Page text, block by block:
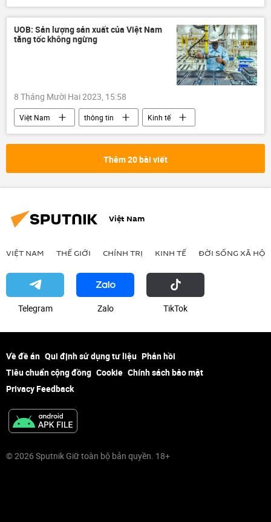
doanh nghiệp
FDI
UOB: Sản lượng sản xuất của Việt Nam
tăng tốc không ngừng
8 Tháng Mười Hai 2023, 15:58
Việt Nam thông tin
Kinh tế
tăng trưởng kinh tế
mức tăng trưởng
Thêm 20 bài viết
Việt Nam
VIỆT NAM THẾ GIỚI CHÍNH TRỊ KINH TẾ ĐỜI SỐNG XÃ HỘI
Telegram Zalo ТikТоk
Về đề án Qui định sử dụng tư liệu Phản hồi
Tiêu chuẩn cộng đồng Cookie Chính sách bảo mật
Privacy Feedback
© 2026 Sputnik Giữ toàn bộ bản quyền. 18+